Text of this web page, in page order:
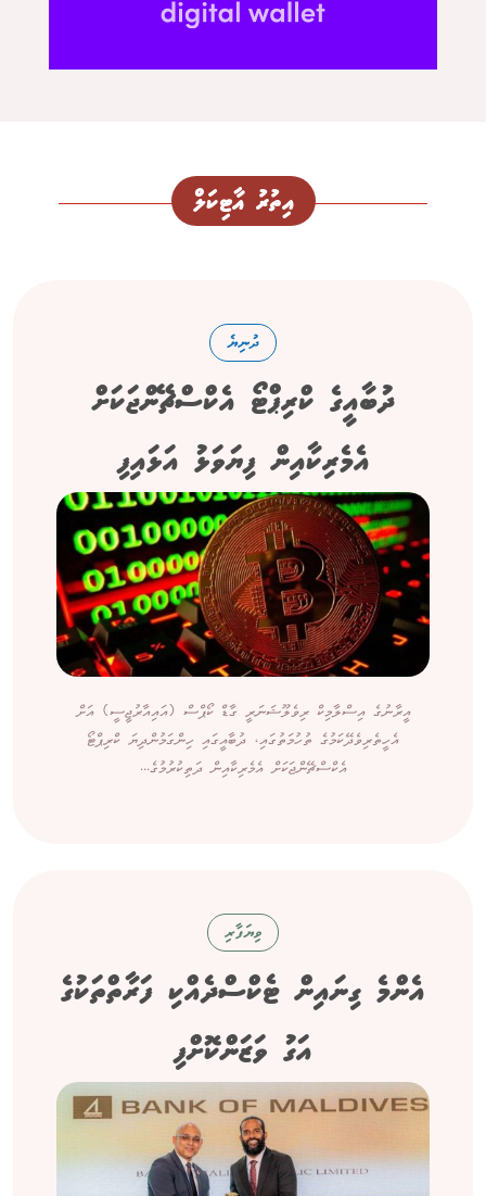
އިތުރު އާޓިކަލް
ދުނިޔެ
ދުބާއީގެ ކްރިޕްޓޯ އެކްސްޗޭންޖަކަށް
އެމެރިކާއިން ފިޔަވަޅު އަޅައިފި
އީރާނުގެ އިސްލާމިކް ރިވެލޫޝަނަރީ ގާޑް ކޯޕްސް (އައިއާރުޖީސީ) އަށް
އެހީތެރިވެދޭކަމުގެ ތުހުމަތުގައި، ދުބާއީގައި ހިންގަމުންދިޔަ ކްރިޕްޓޯ
އެކްސްޗޭންޖަކަށް އެމެރިކާއިން ދަތިކުރުމުގެ...
ވިޔަފާރި
އެންމެ ގިނައިން ޓެކްސްދެއްކި ފަރާތްތަކުގެ
އަގު ވަޒަންކޮށްފި